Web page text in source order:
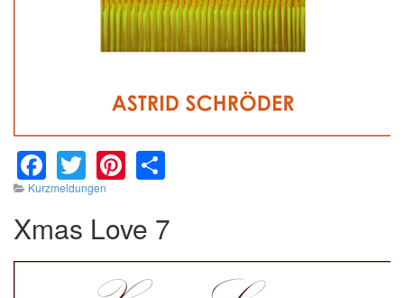
Facebook
TwitterPinterest
Kurzmeldungen
Xmas Love 7